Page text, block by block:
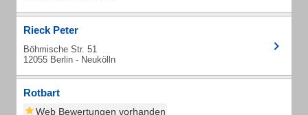
Rieck Peter
Böhmische Str. 51
12055 Berlin - Neukölln
Rotbart
Web Bewertungen vorhanden